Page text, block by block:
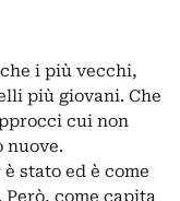
i più vecchi,
più giovani. Che
cui non
nuove.
è stato ed è come
come capita